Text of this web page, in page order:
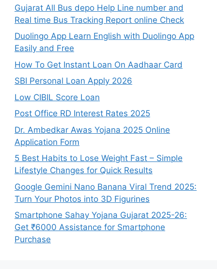
Gujarat All Bus depo Help Line number and
Real time Bus Tracking Report online Check
Duolingo App Learn English with Duolingo App
Easily and Free
How To Get Instant Loan On Aadhaar Card
SBI Personal Loan Apply 2026
Low CIBIL Score Loan
Post Office RD Interest Rates 2025
Dr. Ambedkar Awas Yojana 2025 Online
Application Form
5 Best Habits to Lose Weight Fast – Simple
Lifestyle Changes for Quick Results
Google Gemini Nano Banana Viral Trend 2025:
Turn Your Photos into 3D Figurines
Smartphone Sahay Yojana Gujarat 2025-26:
Get ₹6000 Assistance for Smartphone
Purchase